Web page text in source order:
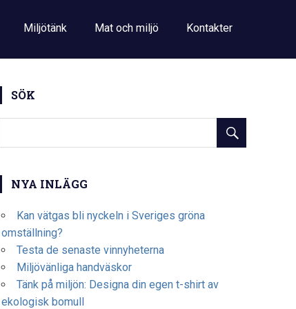
Miljötänk Mat och miljö Kontakter
SÖK
NYA INLÄGG
Kan vätgas bli nyckeln i Sveriges gröna
omställning?
Testa de senaste vinnyheterna
Miljövänliga handväskor
Tänk på miljön: Designa din egen t-shirt av
ekologisk bomull